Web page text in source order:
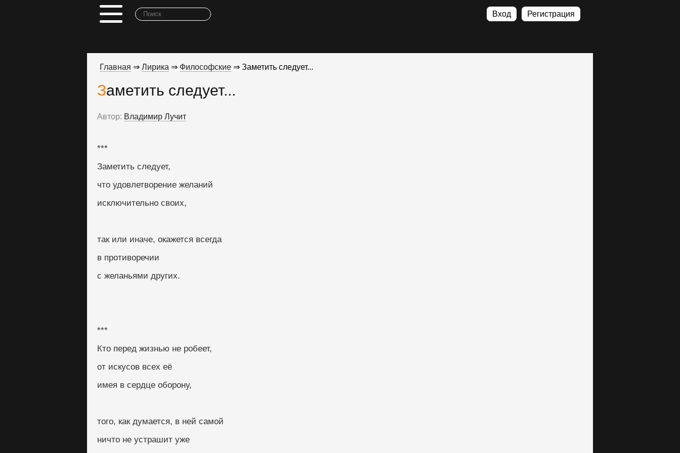
Вход Регистрация
Главная ⇒ Лирика ⇒ Философские ⇒ Заметить следует...
Заметить следует...
Автор: Владимир Лучит
***
Заметить следует,
что удовлетворение желаний
исключительно своих,
так или иначе, окажется всегда
в противоречии
с желаньями других.
***
Кто перед жизнью не робеет,
от искусов всех её
имея в сердце оборону,
того, как думается, в ней самой
ничто не устрашит уже